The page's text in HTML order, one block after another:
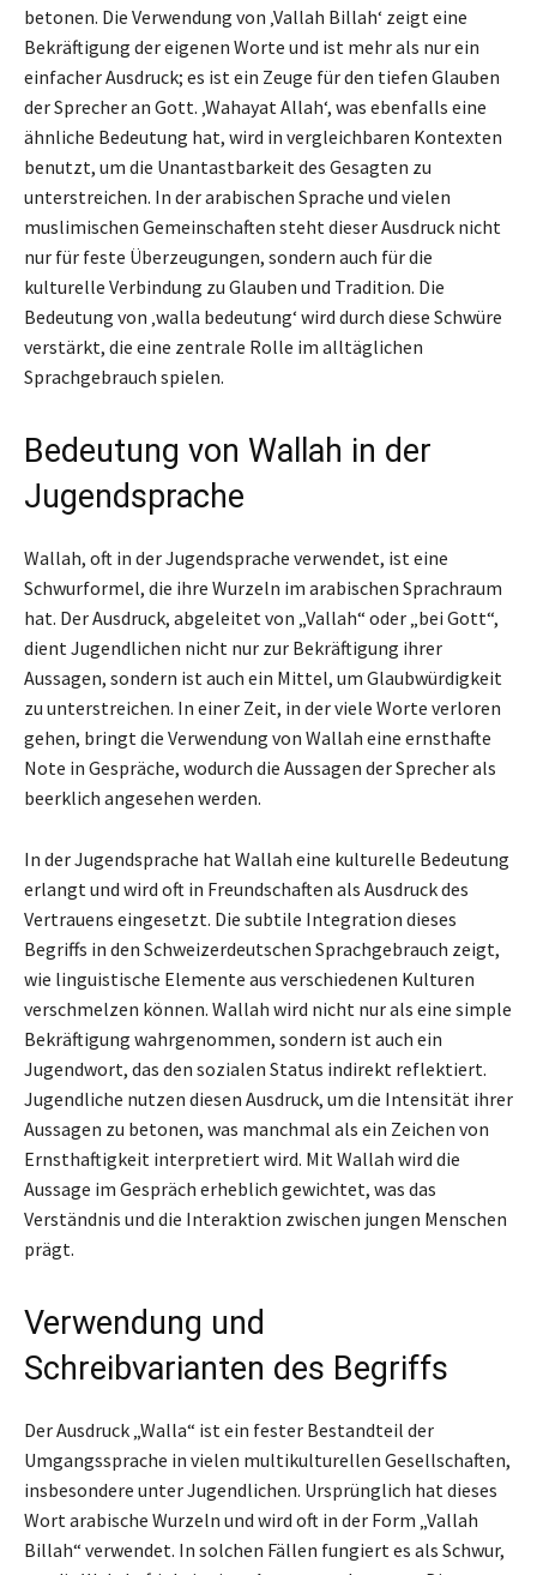
betonen. Die Verwendung von ‚Vallah Billah‘ zeigt eine
Bekräftigung der eigenen Worte und ist mehr als nur ein
einfacher Ausdruck; es ist ein Zeuge für den tiefen Glauben
der Sprecher an Gott. ‚Wahayat Allah‘, was ebenfalls eine
ähnliche Bedeutung hat, wird in vergleichbaren Kontexten
benutzt, um die Unantastbarkeit des Gesagten zu
unterstreichen. In der arabischen Sprache und vielen
muslimischen Gemeinschaften steht dieser Ausdruck nicht
nur für feste Überzeugungen, sondern auch für die
kulturelle Verbindung zu Glauben und Tradition. Die
Bedeutung von ‚walla bedeutung‘ wird durch diese Schwüre
verstärkt, die eine zentrale Rolle im alltäglichen
Sprachgebrauch spielen.
Bedeutung von Wallah in der
Jugendsprache
Wallah, oft in der Jugendsprache verwendet, ist eine
Schwurformel, die ihre Wurzeln im arabischen Sprachraum
hat. Der Ausdruck, abgeleitet von „Vallah“ oder „bei Gott“,
dient Jugendlichen nicht nur zur Bekräftigung ihrer
Aussagen, sondern ist auch ein Mittel, um Glaubwürdigkeit
zu unterstreichen. In einer Zeit, in der viele Worte verloren
gehen, bringt die Verwendung von Wallah eine ernsthafte
Note in Gespräche, wodurch die Aussagen der Sprecher als
beerklich angesehen werden.
In der Jugendsprache hat Wallah eine kulturelle Bedeutung
erlangt und wird oft in Freundschaften als Ausdruck des
Vertrauens eingesetzt. Die subtile Integration dieses
Begriffs in den Schweizerdeutschen Sprachgebrauch zeigt,
wie linguistische Elemente aus verschiedenen Kulturen
verschmelzen können. Wallah wird nicht nur als eine simple
Bekräftigung wahrgenommen, sondern ist auch ein
Jugendwort, das den sozialen Status indirekt reflektiert.
Jugendliche nutzen diesen Ausdruck, um die Intensität ihrer
Aussagen zu betonen, was manchmal als ein Zeichen von
Ernsthaftigkeit interpretiert wird. Mit Wallah wird die
Aussage im Gespräch erheblich gewichtet, was das
Verständnis und die Interaktion zwischen jungen Menschen
prägt.
Verwendung und
Schreibvarianten des Begriffs
Der Ausdruck „Walla“ ist ein fester Bestandteil der
Umgangssprache in vielen multikulturellen Gesellschaften,
insbesondere unter Jugendlichen. Ursprünglich hat dieses
Wort arabische Wurzeln und wird oft in der Form „Vallah
Billah“ verwendet. In solchen Fällen fungiert es als Schwur,